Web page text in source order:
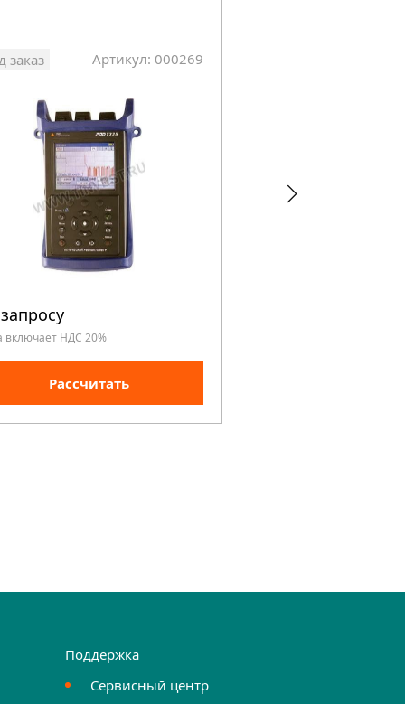
заказ Артикул: 000269
включает НДС 20%
Рассчитать
Поддержка
Сервисный центр